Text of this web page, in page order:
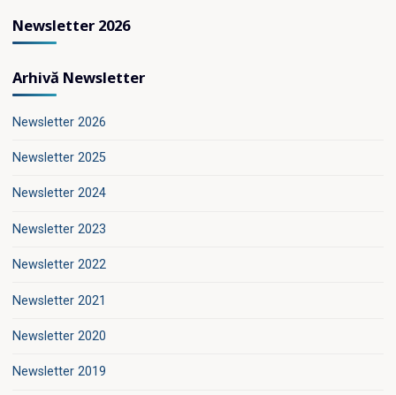
Newsletter 2026
Arhivă Newsletter
Newsletter 2026
Newsletter 2025
Newsletter 2024
Newsletter 2023
Newsletter 2022
Newsletter 2021
Newsletter 2020
Newsletter 2019